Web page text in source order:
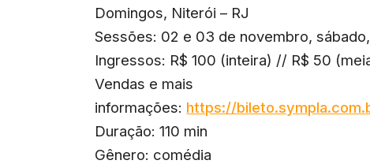
Domingos, Niterói – RJ
Sessões: 02 e 03 de novembro,
Ingressos: R$ 100 (inteira) // R$ 50
Vendas e mais
informações: https://
Duração: 110 min
Gênero: comédia